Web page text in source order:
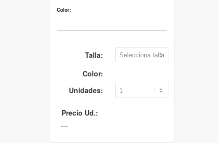
Color:
Talla:
Color:
Unidades:
Precio Ud.: